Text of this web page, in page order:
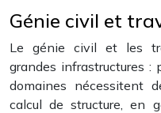
Génie civil et
Le génie civil et les
grandes infrastructures :
domaines nécessitent
calcul de structure, en